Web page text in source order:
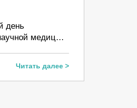
день
медиц…
Читать далее >